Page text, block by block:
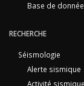
Base de
RECHERCHE
Séismologie
Alerte sismique
Activité sismique